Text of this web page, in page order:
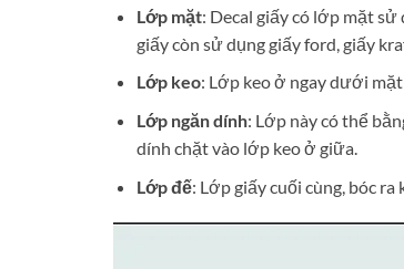
Lớp mặt: Decal giấy có lớp mặt sử
giấy còn sử dụng giấy ford, giấy
Lớp keo: Lớp keo ở ngay dưới
Lớp ngăn dính: Lớp này có thể
dính chặt vào lớp keo ở giữa.
Lớp đế: Lớp giấy cuối cùng, bóc